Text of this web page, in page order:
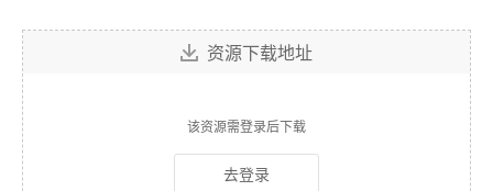
资源下载地址
该资源需登录后下载
去登录